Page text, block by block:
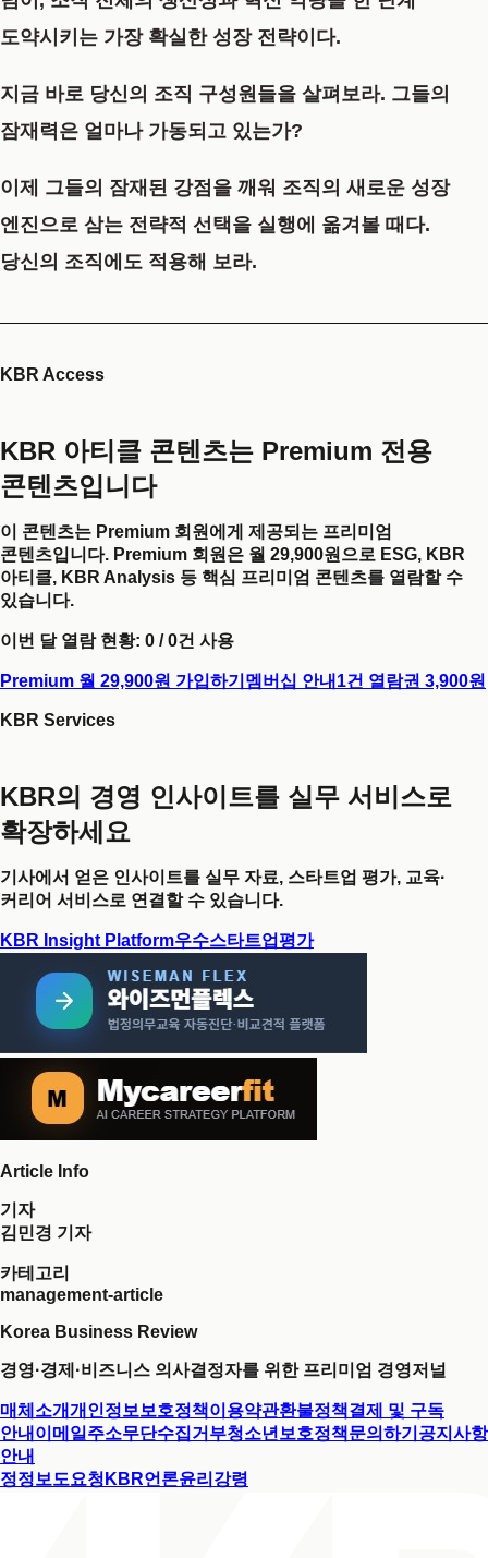
도약시키는 가장 확실한 성장 전략이다.
지금 바로 당신의 조직 구성원들을 살펴보라. 그들의
잠재력은 얼마나 가동되고 있는가?
이제 그들의 잠재된 강점을 깨워 조직의 새로운 성장
엔진으로 삼는 전략적 선택을 실행에 옮겨볼 때다.
당신의 조직에도 적용해 보라.
KBR Access
KBR 아티클 콘텐츠는 Premium 전용
콘텐츠입니다
이 콘텐츠는 Premium 회원에게 제공되는 프리미엄
콘텐츠입니다. Premium 회원은 월 29,900원으로 ESG, KBR
아티클, KBR Analysis 등 핵심 프리미엄 콘텐츠를 열람할 수
있습니다.
이번 달 열람 현황: 0 /0건 사용
Premium 월 29,900원 가입하기 멤버십 안내 1건 열람권 3,900원
KBR Services
KBR의 경영 인사이트를 실무 서비스로
확장하세요
기사에서 얻은 인사이트를 실무 자료, 스타트업 평가, 교육·
커리어 서비스로 연결할 수 있습니다.
KBR Insight Platform우수스타트업평가
Article Info
기자
김민경 기자
카테고리
management-article
Korea Business Review
경영·경제·비즈니스 의사결정자를 위한 프리미엄 경영저널
매체소개개인정보보호정책이용약관환불정책결제 및 구독
안내 이메일주소무단수집거부청소년보호정책문의하기 공지사항
안내
정정보도요청 KBR언론윤리강령